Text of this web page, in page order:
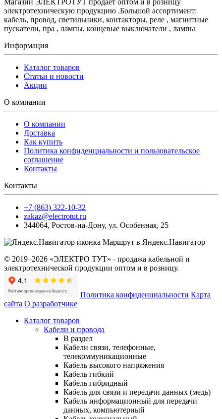
электротехническую продукцию .Большой ассортимент:
кабель, провод, светильники, контакторы, реле , магнитные
пускатели, пра , лампы, концевые выключатели , лампы
Информация
Каталог товаров
Статьи и новости
Акции
О компании
О компании
Доставка
Как купить
Политика конфиденциальности и пользовательское
соглашение
Контакты
Контакты
+7 (863) 322-10-32
zakaz@electrotut.ru
344064, Ростов-на-Дону, ул. Особенная, 25
Маршрут в Яндекс.Навигатор
© 2019–2026 «ЭЛЕКТРО ТУТ» - продажа кабельной и
электротехнической продукции оптом и в розницу.
Политика конфиденциальности Карта
сайта О разработчике
Каталог товаров
Кабели и провода
В раздел
Кабели связи, телефонные,
телекоммуникационные
Кабель высокого напряжения
Кабель гибкий
Кабель гибридный
Кабель для связи и передачи данных (медь)
Кабель информационный для передачи
данных, компьютерный